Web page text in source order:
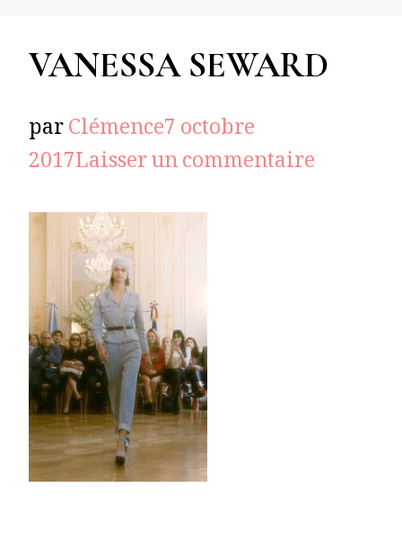
VANESSA SEWARD
parClémence7 octobre
2017Laisser un commentaire